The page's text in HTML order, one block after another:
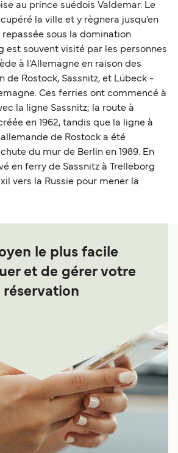
au prince suédois Valdemar. Le
la ville et y règnera jusqu'en
repassée sous la domination
est souvent visité par les personnes
à l'Allemagne en raison des
de Rostock, Sassnitz, et Lübeck -
Ces ferries ont commencé à
la ligne Sassnitz; la route à
en 1962, tandis que la ligne à
de Rostock a été
du mur de Berlin en 1989. En
en ferry de Sassnitz à Trelleborg
vers la Russie pour mener la
le plus facile
et de gérer votre
réservation